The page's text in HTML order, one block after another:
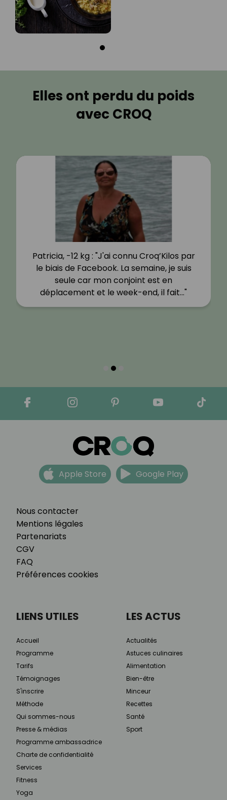
Elles ont perdu du poids
avec CROQ
Patricia, -12 kg : "J'ai connu Croq’Kilos par
le biais de Facebook. La semaine, je suis
seule car mon conjoint est en
déplacement et le week-end, il fait…"
Nous contacter
Mentions légales
Partenariats
CGV
FAQ
Préférences cookies
Apple Store Google Play
LIENS UTILES
Accueil
Programme
Tarifs
Témoignages
S'inscrire
Méthode
Qui sommes-nous
Presse & médias
Programme ambassadrice
Charte de confidentialité
Services
Fitness
Yoga
LES ACTUS
Actualités
Astuces culinaires
Alimentation
Bien-être
Minceur
Recettes
Santé
Sport